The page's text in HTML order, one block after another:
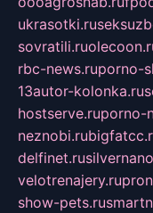
ukrasotki.ru
sovratili.ru
rbc-news.ruporno-
13autor-kolonka.ru
hostserve.ruporno-
neznobi.ru
delfinet.ru
velotrenajery.ru
show-pets.ru